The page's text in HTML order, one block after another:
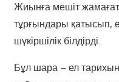
Жиынға мешіт
тұрғындары қатысып,
шүкіршілік білдірді.
Бұл шара – ел